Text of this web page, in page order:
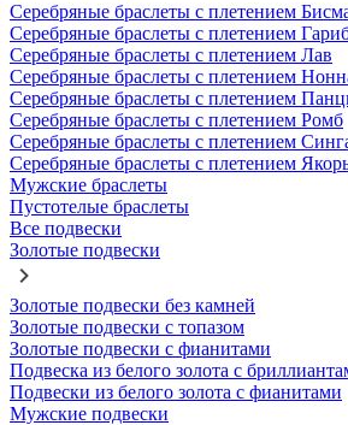
Серебряные браслеты с плетением
Серебряные браслеты с плетением
Серебряные браслеты с плетением Лав
Серебряные браслеты с плетением
Серебряные браслеты с плетением
Серебряные браслеты с плетением Ромб
Серебряные браслеты с плетением
Серебряные браслеты с плетением
Мужские браслеты
Пустотелые браслеты
Все подвески
Золотые подвески
Золотые подвески без камней
Золотые подвески с топазом
Золотые подвески с фианитами
Подвеска из белого золота с
Подвески из белого золота с фианитами
Мужские подвески